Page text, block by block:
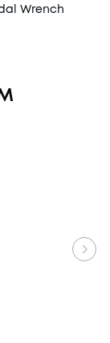
Wrench